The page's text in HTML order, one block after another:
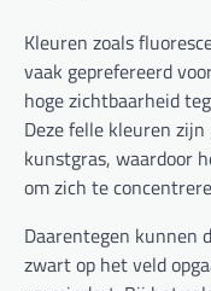
Kleuren zoals
vaak geprefereerd
hoge zichtbaarheid
Deze felle kleuren
kunstgras, waardoor
om zich te
Daarentegen kunnen
zwart op het veld